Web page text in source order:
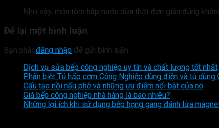
Như vậy, món tôm hấp nước dừa thật đơn giản đúng
Để lại một bình luận
Bạn phải đăng nhập để gửi bình luận.
Dịch vụ sửa bếp công nghiệp uy tín và chất lượng tốt nhất
Phân biệt Tủ hấp cơm Công Nghiệp dùng điện và tủ dùng
Cấu tạo nồi nấu phở và những ưu điểm nổi bật của nó
Giá bếp công nghiệp nhà hàng là bao nhiêu?
Những lợi ích khi sử dụng bếp họng gang đánh lửa